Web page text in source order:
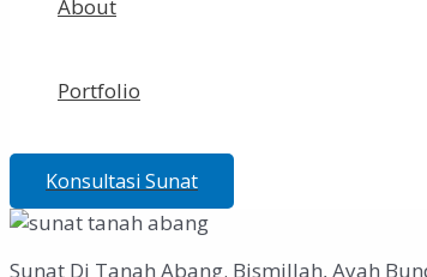
About
Portfolio
Konsultasi Sunat
Sunat Di Tanah Abang. Bismillah, Ayah